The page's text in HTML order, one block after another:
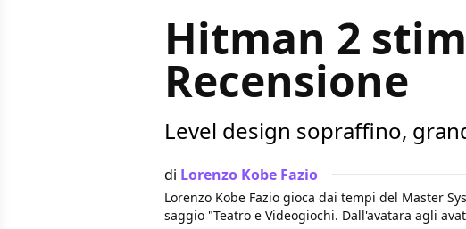
Hitman 2
Recensione
Level design sopraffino,
di Lorenzo Kobe Fazio
Lorenzo Kobe Fazio gioca dai tempi del Master
saggio "Teatro e Videogiochi. Dall'avatara agli